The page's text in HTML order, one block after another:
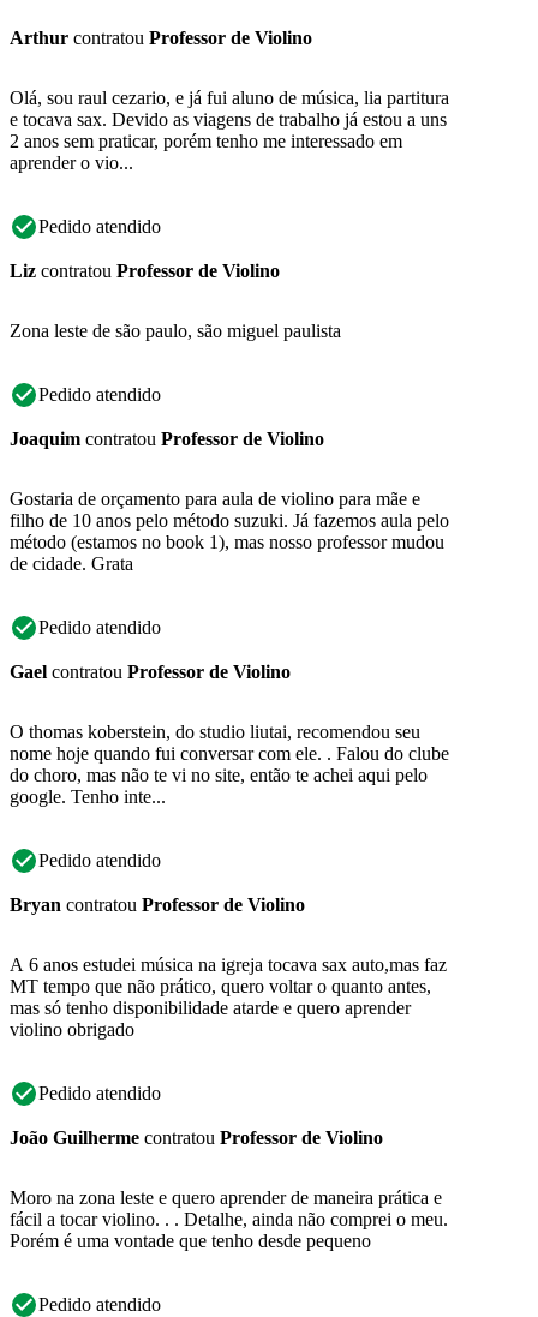
Arthur contratou Professor de Violino
Olá, sou raul cezario, e já fui aluno de música, lia partitura
e tocava sax. Devido as viagens de trabalho já estou a uns
2 anos sem praticar, porém tenho me interessado em
aprender o vio...
Pedido atendido
Liz contratou Professor de Violino
Zona leste de são paulo, são miguel paulista
Pedido atendido
Joaquim contratou Professor de Violino
Gostaria de orçamento para aula de violino para mãe e
filho de 10 anos pelo método suzuki. Já fazemos aula pelo
método (estamos no book 1), mas nosso professor mudou
de cidade. Grata
Pedido atendido
Gael contratou Professor de Violino
O thomas koberstein, do studio liutai, recomendou seu
nome hoje quando fui conversar com ele. . Falou do clube
do choro, mas não te vi no site, então te achei aqui pelo
google. Tenho inte...
Pedido atendido
Bryan contratou Professor de Violino
A 6 anos estudei música na igreja tocava sax auto,mas faz
MT tempo que não prático, quero voltar o quanto antes,
mas só tenho disponibilidade atarde e quero aprender
violino obrigado
Pedido atendido
João Guilherme contratou Professor de Violino
Moro na zona leste e quero aprender de maneira prática e
fácil a tocar violino. . . Detalhe, ainda não comprei o meu.
Porém é uma vontade que tenho desde pequeno
Pedido atendido